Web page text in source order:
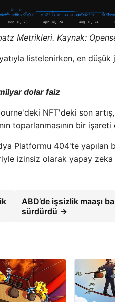
Metrikleri. Kaynak:
listelenirken, en
dolar faiz
NFT'deki son
toparlanmasının bir işareti
Platformu 404'te yapılan
izinsiz olarak yapay
ABD’de işsizlik maaşı
sürdürdü →